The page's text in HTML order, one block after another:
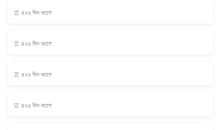
⏰ ৪৮১ দিন আগে
⏰ ৪৮১ দিন আগে
⏰ ৪৮১ দিন আগে
⏰ ৪৮১ দিন আগে